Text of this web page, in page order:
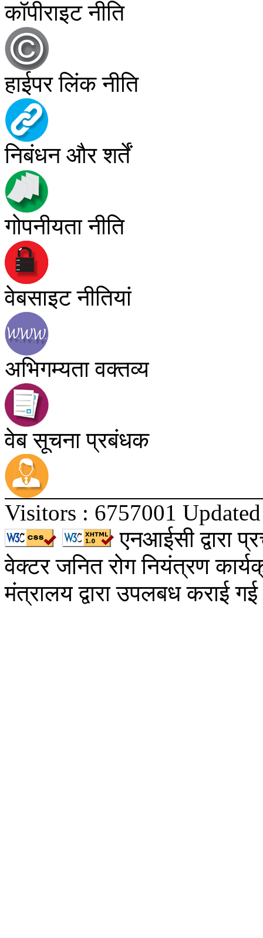
कॉपीराइट नीति
हाईपर लिंक नीति
निबंधन और शर्तें
गोपनीयता नीति
वेबसाइट नीतियां
अभिगम्यता वक्तव्य
वेब सूचना प्रबंधक
Visitors : 6757001
एनआईसी द्वारा
वेक्टर जनित रोग नियंत्रण
मंत्रालय द्वारा उपलबध कराई